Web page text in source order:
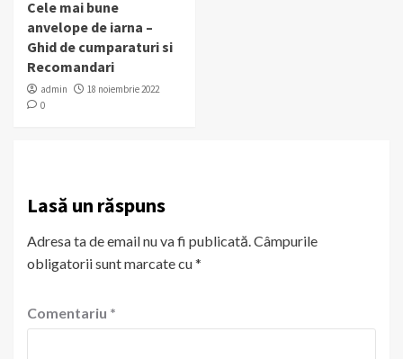
Cele mai bune
anvelope de iarna –
Ghid de cumparaturi si
Recomandari
admin
18 noiembrie 2022
0
Lasă un răspuns
Adresa ta de email nu va fi publicată.Câmpurile
obligatorii sunt marcate cu*
Comentariu *